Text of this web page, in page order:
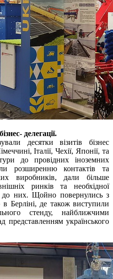
делегації.
десятки візитів бізнес
Італії, Чехії, Японії, та
до провідних іноземних
розширенню контактів та
виробників, дали більше
ринків та необхідної
до них. Щойно повернулись з
Берліні, де також виступили
стенду, найближчими
українського